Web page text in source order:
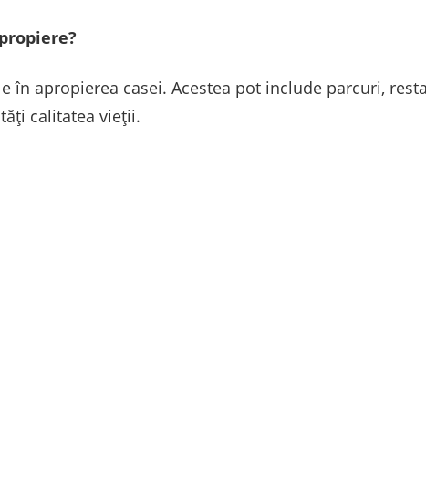
apropierea casei. Acestea pot include parcuri,
calitatea vieții.